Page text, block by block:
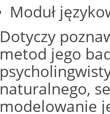
Moduł
Dotyczy
metod jego
naturalnego,
modelowanie